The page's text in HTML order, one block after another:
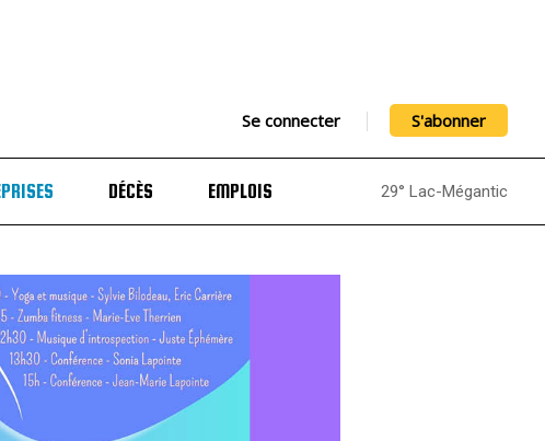
Se connecter S'abonner
DÉCÈS EMPLOIS 29° Lac-Mégantic